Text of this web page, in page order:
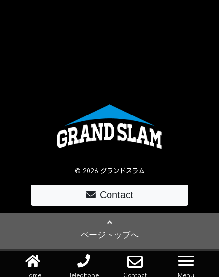
Home Telephone Contact Menu
© 2026 グランドスラム
Contact
ページトップへ